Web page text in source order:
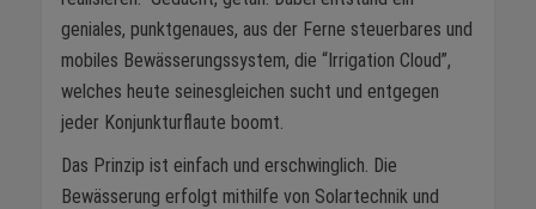
geniales, punktgenaues, aus der Ferne steuerbares und
mobiles Bewässerungssystem, die “Irrigation Cloud”,
welches heute seinesgleichen sucht und entgegen
jeder Konjunkturflaute boomt.
Das Prinzip ist einfach und erschwinglich. Die
Bewässerung erfolgt mithilfe von Solartechnik und